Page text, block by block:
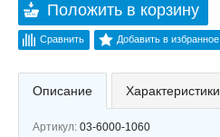
Положить в корзину
Сравнить Добавить в избранное
Описание Характеристики
Артикул: 03-6000-1060